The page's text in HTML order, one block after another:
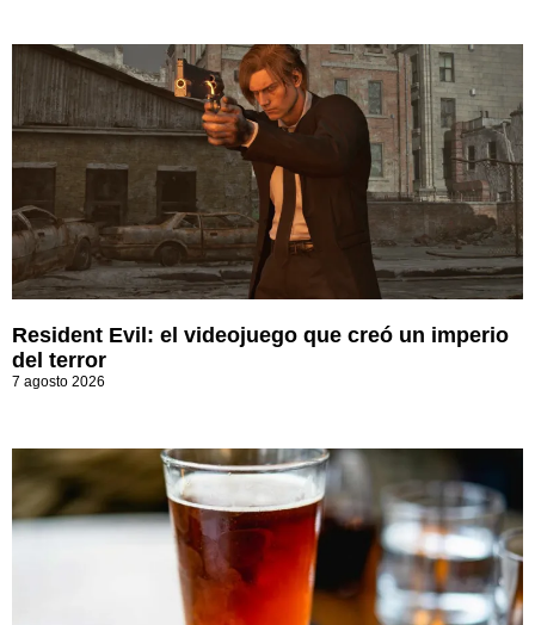
Resident Evil: el videojuego que creó un imperio
del terror
7 agosto 2026